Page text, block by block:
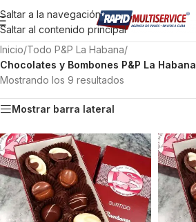
Saltar a la navegación
Saltar al contenido principal
Inicio/Todo P&P La Habana/
Chocolates y Bombones P&P La Habana
Mostrando los 9 resultados
Mostrar barra lateral